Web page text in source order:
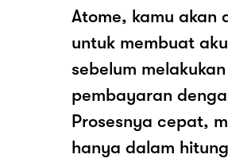
Atome, kamu akan
untuk membuat
sebelum melakukan
pembayaran
Prosesnya cepat,
hanya dalam